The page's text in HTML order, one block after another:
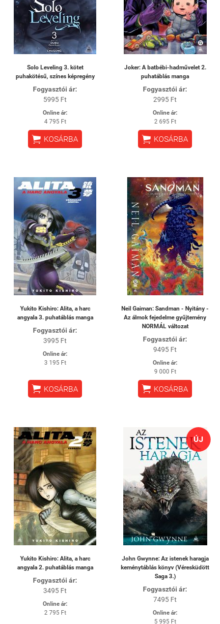
Solo Leveling 3. kötet
puhakötésű, színes képregény
Fogyasztói ár:
5995 Ft
Online ár:
4 795 Ft
 KOSÁRBA
Joker: A batbébi-hadművelet 2.
puhatáblás manga
Fogyasztói ár:
2995 Ft
Online ár:
2 695 Ft
 KOSÁRBA
Yukito Kishiro: Alita, a harc
angyala 3. puhatáblás manga
Fogyasztói ár:
3995 Ft
Online ár:
3 195 Ft
 KOSÁRBA
Neil Gaiman: Sandman - Nyitány -
Az álmok fejedelme gyűjtemény
NORMÁL változat
Fogyasztói ár:
9495 Ft
Online ár:
9 000 Ft
 KOSÁRBA
Yukito Kishiro: Alita, a harc
angyala 2. puhatáblás manga
Fogyasztói ár:
3495 Ft
Online ár:
2 795 Ft
ÚJ
John Gwynne: Az istenek haragja
keménytáblás könyv (Véresküdött
Saga 3.)
Fogyasztói ár:
7495 Ft
Online ár:
5 995 Ft